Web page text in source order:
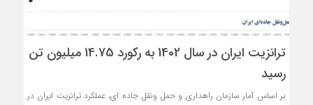
ترانزیت ایران در سال 1402 به رکورد 14.75 میلیون تن
رسید
بر اساس آمار سازمان راهداری و حمل ونقل جاده ای، عملکرد ترانزیت ایران در